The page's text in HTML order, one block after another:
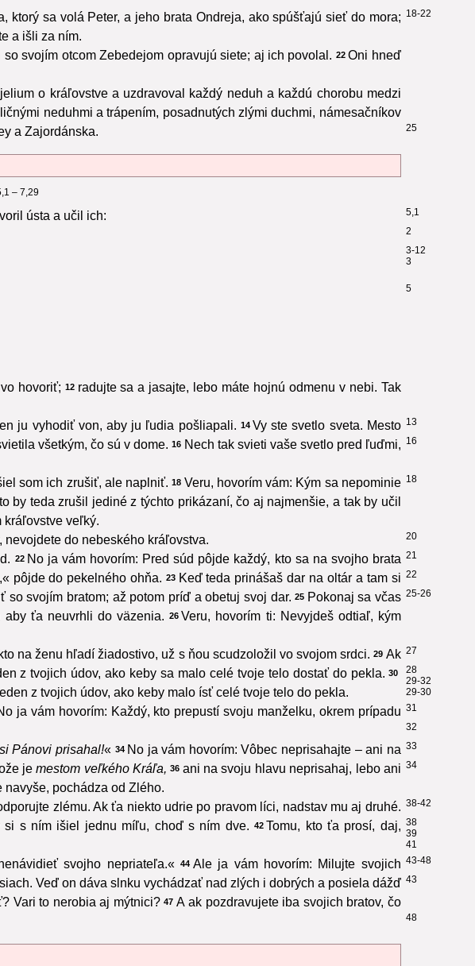
18-22
ktorý sa volá Peter, a jeho brata Ondreja, ako spúšťajú sieť do mora;
a išli za ním.
svojím otcom Zebedejom opravujú siete; aj ich povolal. 22 Oni hneď
o kráľovstve a uzdravoval každý neduh a každú chorobu medzi
neduhmi a trápením, posadnutých zlými duchmi, námesačníkov
25
a Zajordánska.
– 7,29
5,1
2
ústa a učil ich:
3-12
3
5
hovoriť; 12 radujte sa a jasajte, lebo máte hojnú odmenu v nebi. Tak
13
ju vyhodiť von, aby ju ľudia pošliapali. 14 Vy ste svetlo sveta. Mesto
všetkým, čo sú v dome. 16 16
Nech tak svieti vaše svetlo pred ľuďmi,
som ich zrušiť, ale naplniť. 18 18
Veru, hovorím vám: Kým sa nepominie
by teda zrušil jediné z týchto prikázaní, čo aj najmenšie, a tak by učil
kráľovstve veľký.
20
do nebeského kráľovstva.
21
22
22
No ja vám hovorím: Pred súd pôjde každý, kto sa na svojho brata
pôjde do pekelného ohňa. 23 Keď teda prinášaš dar na oltár a tam si
svojím bratom; až potom príď a obetuj svoj dar. 25 25-26
Pokonaj sa včas
ťa neuvrhli do väzenia. 26 Veru, hovorím ti: Nevyjdeš odtiaľ, kým
27
28
na ženu hľadí žiadostivo, už s ňou scudzoložil vo svojom srdci. 29
29-32
29-30
Ak
z tvojich údov, ako keby sa malo celé tvoje telo dostať do pekla. 30
z tvojich údov, ako keby malo ísť celé tvoje telo do pekla.
31
32
ja vám hovorím: Každý, kto prepustí svoju manželku, okrem prípadu
33
Pánovi prisahal!« 34
34
No ja vám hovorím: Vôbec neprisahajte – ani na
jemestom veľkého Kráľa, 36 ani na svoju hlavu neprisahaj, lebo ani
pochádza od Zlého.
38-42
38
39
zlému. Ak ťa niekto udrie po pravom líci, nadstav mu aj druhé.
41
s ním išiel jednu míľu, choď s ním dve. 42 Tomu, kto ťa prosí, daj,
43-48
43
svojho nepriateľa.« 44 Ale ja vám hovorím: Milujte svojich
Veď on dáva slnku vychádzať nad zlých i dobrých a posiela dážď
Vari to nerobia aj mýtnici? 47 A ak pozdravujete iba svojich bratov, čo
48